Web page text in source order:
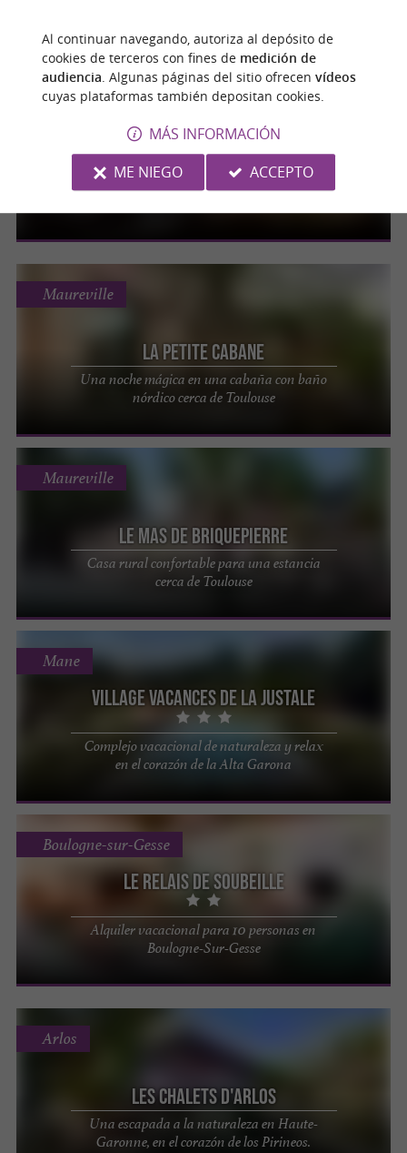
Les Cocons Pyrénéens
Escápate a la naturaleza y disfruta de una
noche mágica en una cúpula con vistas a los
Cier-de-Luchon
La Petite Cabane
Una noche mágica en una cabaña con baño
nórdico cerca de Toulouse
Maureville
Le Mas de Briquepierre
Casa rural confortable para una estancia
cerca de Toulouse
Maureville
Village Vacances de la Justale
Complejo vacacional de naturaleza y relax
en el corazón de la Alta Garona
Mane
Le Relais de Soubeille
Alquiler vacacional para 10 personas en
Boulogne-Sur-Gesse
Boulogne-sur-Gesse
Les Chalets d'Arlos
Una escapada a la naturaleza en Haute-
Garonne, en el corazón de los Pirineos.
Arlos
Al continuar navegando, autoriza al depósito de
cookies de terceros con fines de medición de
audiencia . Algunas páginas del sitio ofrecen vídeos
cuyas plataformas también depositan cookies.
MÁS INFORMACIÓN
ME NIEGO
ACCEPTO